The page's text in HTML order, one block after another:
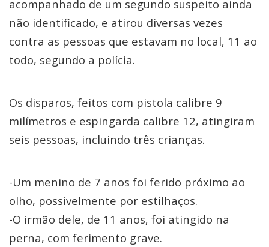
acompanhado de um segundo suspeito ainda
não identificado, e atirou diversas vezes
contra as pessoas que estavam no local, 11 ao
todo, segundo a polícia.
Os disparos, feitos com pistola calibre 9
milímetros e espingarda calibre 12, atingiram
seis pessoas, incluindo três crianças.
-Um menino de 7 anos foi ferido próximo ao
olho, possivelmente por estilhaços.
-O irmão dele, de 11 anos, foi atingido na
perna, com ferimento grave.